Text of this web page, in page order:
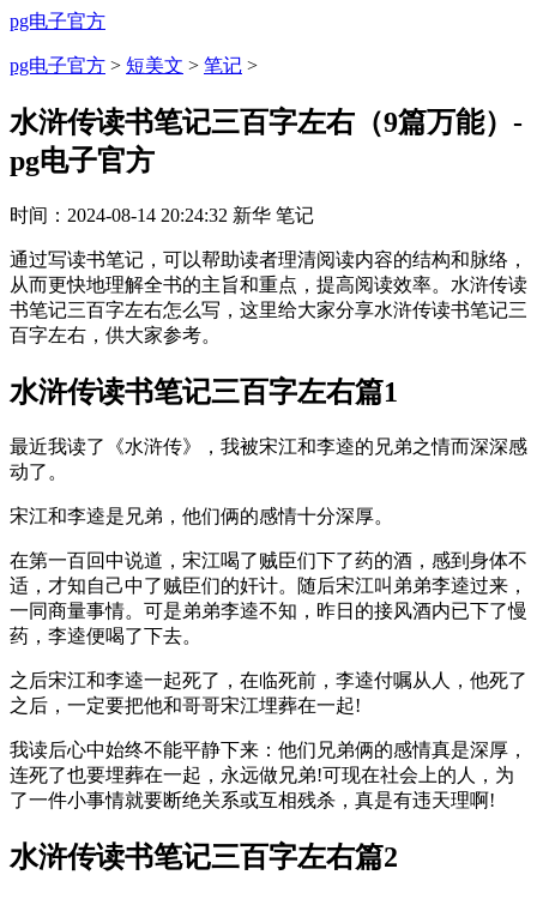
pg电子官方
pg电子官方 > 短美文 > 笔记 >
水浒传读书笔记三百字左右（9篇万能）-
pg电子官方
时间： 2024-08-14 20:24:32 新华 笔记
通过写读书笔记，可以帮助读者理清阅读内容的结构和脉络，
从而更快地理解全书的主旨和重点，提高阅读效率。水浒传读
书笔记三百字左右怎么写，这里给大家分享水浒传读书笔记三
百字左右，供大家参考。
水浒传读书笔记三百字左右篇1
最近我读了《水浒传》，我被宋江和李逵的兄弟之情而深深感
动了。
宋江和李逵是兄弟，他们俩的感情十分深厚。
在第一百回中说道，宋江喝了贼臣们下了药的酒，感到身体不
适，才知自己中了贼臣们的奸计。随后宋江叫弟弟李逵过来，
一同商量事情。可是弟弟李逵不知，昨日的接风酒内已下了慢
药，李逵便喝了下去。
之后宋江和李逵一起死了，在临死前，李逵付嘱从人，他死了
之后，一定要把他和哥哥宋江埋葬在一起!
我读后心中始终不能平静下来：他们兄弟俩的感情真是深厚，
连死了也要埋葬在一起，永远做兄弟!可现在社会上的人，为
了一件小事情就要断绝关系或互相残杀，真是有违天理啊!
水浒传读书笔记三百字左右篇2